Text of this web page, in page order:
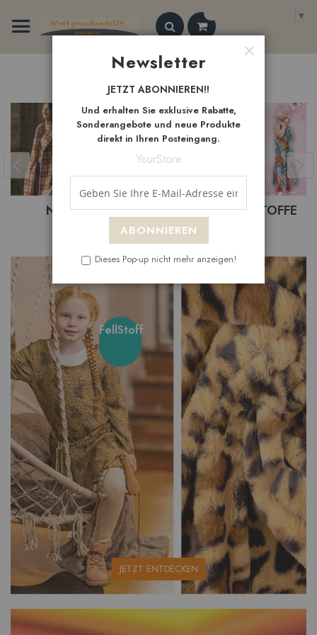
Inhalt
springen
▼
Search
NeueArtikel
BEKLEIDUNGSTOFFE BASTELSTOFFE
unsere
FellStoff
JETZT ENTDECKEN
Newsletter
JETZT ABONNIEREN!!
Und erhalten Sie exklusive Rabatte,
Sonderangebote und neue Produkte
direkt in Ihren Posteingang.
YourStore
ABONNIEREN
Dieses Pop-up nicht mehr anzeigen!